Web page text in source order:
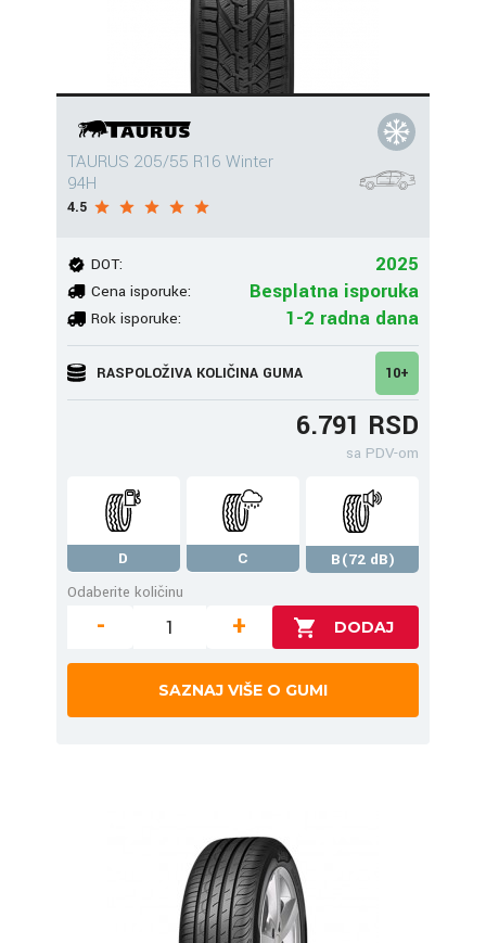
TAURUS 205/55 R16 Winter
94H
4.5
DOT: 2025
Cena isporuke: Besplatna isporuka
Rok isporuke: 1-2 radna dana
RASPOLOŽIVA KOLIČINA GUMA 10+
6.791 RSD
sa PDV-om
D C
B(72 dB)
Odaberite količinu
- +
SAZNAJ VIŠE O GUMI